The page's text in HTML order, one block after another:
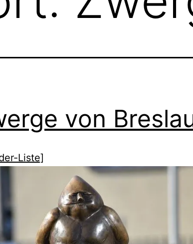
von
Liste]